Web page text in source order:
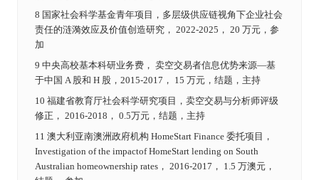
8 国家社会科学基金青年项目，多层级供应链视角下企业社会
责任的涟漪效应及价值创造研究， 2022-2025， 20 万元，参
加
9 中央高校基本科研业务费， 卖空交易者信息优势来源—基
于中国 A 股和 H 股，2015-2017， 15 万元，结题，主持
10 福建省教育厅社会科学研究项目，卖空交易与分析师评级
修正， 2016-2018， 0.5万元，结题，主持
11 澳大利亚南澳洲政府机构 HomeStart Finance 委托项目，
Investigation of the impactof HomeStart lending on South
Australian homeownership rates， 2016-2017， 1.5 万澳元，